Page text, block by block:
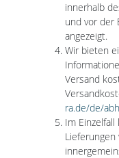
innerhalb
und vor der
angezeigt.
Wir bieten
Versand
ra.de/de/
Im
Lieferungen